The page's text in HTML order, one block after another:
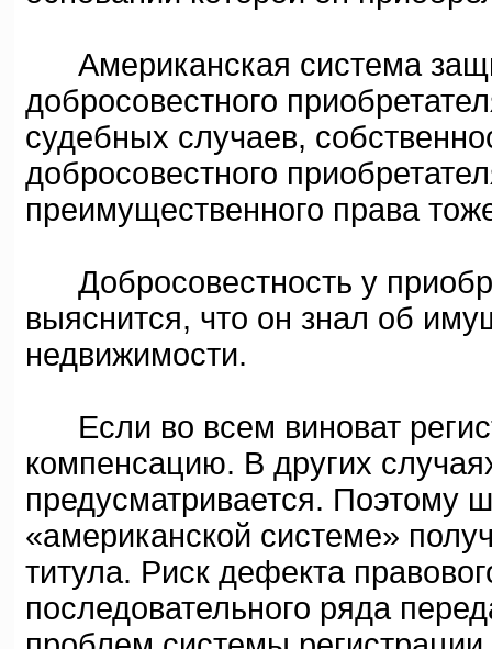
Американская система
добросовестного
судебных случаев,
добросовестного
преимущественного права
Добросовестность у
выяснится, что он знал об
недвижимости.
Если во всем виноват
компенсацию. В других
предусматривается. Поэтому
«американской системе»
титула. Риск дефекта
последовательного ряда